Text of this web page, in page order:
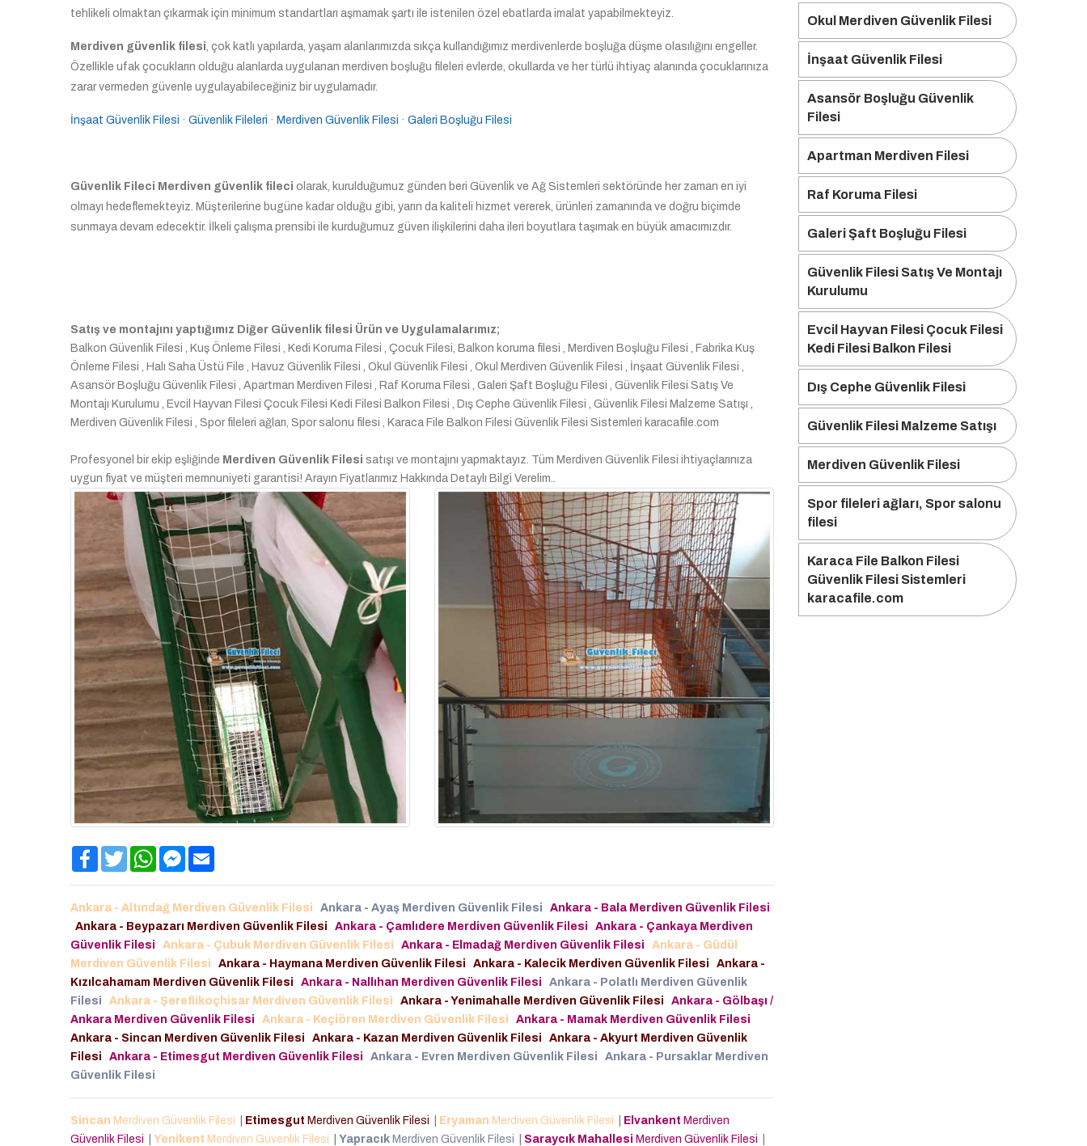
tehlikeli olmaktan çıkarmak için minimum standartları aşmamak şartı ile istenilen özel ebatlarda imalat yapabilmekteyiz.
Merdiven güvenlik filesi, çok katlı yapılarda, yaşam alanlarımızda sıkça kullandığımız merdivenlerde boşluğa düşme olasılığını engeller.
Özellikle ufak çocukların olduğu alanlarda uygulanan merdiven boşluğu fileleri evlerde, okullarda ve her türlü ihtiyaç alanında çocuklarınıza
zarar vermeden güvenle uygulayabileceğiniz bir uygulamadır.
İnşaat Güvenlik Filesi · ‎ Güvenlik Fileleri · ‎ Merdiven Güvenlik Filesi · ‎ Galeri Boşluğu Filesi
Güvenlik Fileci Merdiven güvenlik fileci olarak, kurulduğumuz günden beri Güvenlik ve Ağ Sistemleri sektöründe her zaman en iyi
olmayı hedeflemekteyiz. Müşterilerine bugüne kadar olduğu gibi, yarın da kaliteli hizmet vererek, ürünleri zamanında ve doğru biçimde
sunmaya devam edecektir. İlkeli çalışma prensibi ile kurduğumuz güven ilişkilerini daha ileri boyutlara taşımak en büyük amacımızdır.
Satış ve montajını yaptığımız Diğer Güvenlik filesi Ürün ve Uygulamalarımız;
Balkon Güvenlik Filesi , Kuş Önleme Filesi , Kedi Koruma Filesi , Çocuk Filesi, Balkon koruma filesi , Merdiven Boşluğu Filesi , Fabrika Kuş
Önleme Filesi , Halı Saha Üstü File , Havuz Güvenlik Filesi , Okul Güvenlik Filesi , Okul Merdiven Güvenlik Filesi , İnşaat Güvenlik Filesi ,
Asansör Boşluğu Güvenlik Filesi , Apartman Merdiven Filesi , Raf Koruma Filesi , Galeri Şaft Boşluğu Filesi , Güvenlik Filesi Satış Ve
Montajı Kurulumu , Evcil Hayvan Filesi Çocuk Filesi Kedi Filesi Balkon Filesi , Dış Cephe Güvenlik Filesi , Güvenlik Filesi Malzeme Satışı ,
Merdiven Güvenlik Filesi , Spor fileleri ağları, Spor salonu filesi , Karaca File Balkon Filesi Güvenlik Filesi Sistemleri karacafile.com
Profesyonel bir ekip eşliğinde Merdiven Güvenlik Filesi satışı ve montajını yapmaktayız. Tüm Merdiven Güvenlik Filesi ihtiyaçlarınıza
uygun fiyat ve müşteri memnuniyeti garantisi! Arayın Fiyatlarımız Hakkında Detaylı Bilgi Verelim..
Facebook
TwitterWhatsAppFacebook
Messenger
Ankara - Altındağ Merdiven Güvenlik Filesi Ankara - Ayaş Merdiven Güvenlik Filesi
Ankara - Bala Merdiven Güvenlik Filesi
Ankara - Beypazarı Merdiven Güvenlik Filesi
Ankara - Çamlıdere Merdiven Güvenlik Filesi
Ankara - Çankaya Merdiven
Güvenlik Filesi
Ankara - Çubuk Merdiven Güvenlik Filesi Ankara - Elmadağ Merdiven Güvenlik Filesi
Ankara - Güdül
Merdiven Güvenlik Filesi
Ankara - Haymana Merdiven Güvenlik Filesi Ankara - Kalecik Merdiven Güvenlik Filesi
Ankara -
Kızılcahamam Merdiven Güvenlik Filesi
Ankara - Nallıhan Merdiven Güvenlik Filesi
Ankara - Polatlı Merdiven Güvenlik
Filesi
Ankara - Şereflikoçhisar Merdiven Güvenlik Filesi Ankara - Yenimahalle Merdiven Güvenlik Filesi
Ankara - Gölbaşı /
Ankara Merdiven Güvenlik Filesi
Ankara - Keçiören Merdiven Güvenlik Filesi
Ankara - Mamak Merdiven Güvenlik Filesi
Ankara - Sincan Merdiven Güvenlik Filesi
Ankara - Kazan Merdiven Güvenlik Filesi
Ankara - Akyurt Merdiven Güvenlik
Filesi
Ankara - Etimesgut Merdiven Güvenlik Filesi Ankara - Evren Merdiven Güvenlik Filesi
Ankara - Pursaklar Merdiven
Güvenlik Filesi
Sincan Merdiven Güvenlik Filesi Etimesgut Merdiven Güvenlik Filesi Eryaman Merdiven Güvenlik Filesi Elvankent Merdiven
Güvenlik Filesi
Yenikent Merdiven Güvenlik Filesi Yapracık Merdiven Güvenlik Filesi Saraycık Mahallesi Merdiven Güvenlik Filesi
Okul Merdiven Güvenlik Filesi
İnşaat Güvenlik Filesi
Asansör Boşluğu Güvenlik
Filesi
Apartman Merdiven Filesi
Raf Koruma Filesi
Galeri Şaft Boşluğu Filesi
Güvenlik Filesi Satış Ve Montajı
Kurulumu
Evcil Hayvan Filesi Çocuk Filesi
Kedi Filesi Balkon Filesi
Dış Cephe Güvenlik Filesi
Güvenlik Filesi Malzeme Satışı
Merdiven Güvenlik Filesi
Spor fileleri ağları, Spor salonu
filesi
Karaca File Balkon Filesi
Güvenlik Filesi Sistemleri
karacafile.com